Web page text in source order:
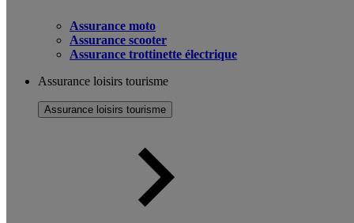
Assurance moto
Assurance scooter
Assurance trottinette électrique
Assurance loisirs tourisme
Assurance loisirs tourisme